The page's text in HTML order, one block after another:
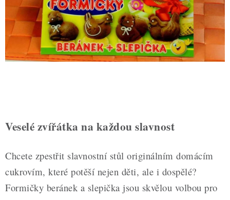
DÁRKOVÉ POUKAZY
TÉMATICKÉ PRODUKTY
Nepřevzetí zásilky na dobírku
Obchodní podmínky
Hodnocení obchodu
Moje objednávka
Podmínky ochrany osobních údajů
Veselé zvířátka na každou slavnost
Chcete zpestřit slavnostní stůl originálním domácím
cukrovím, které potěší nejen děti, ale i dospělé?
Formičky beránek a slepička jsou skvělou volbou pro